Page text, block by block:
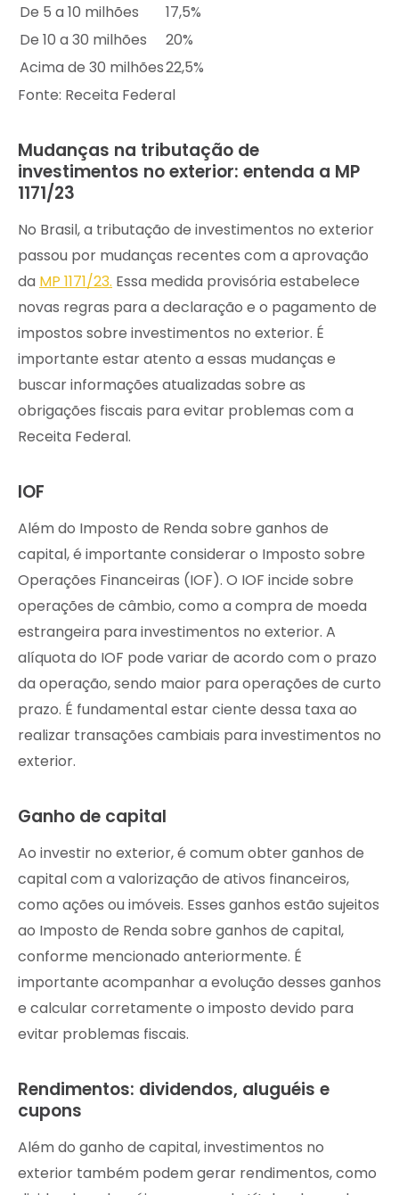
De 5 a 10 milhões
17,5%
De 10 a 30 milhões
20%
Acima de 30 milhões22,5%
Fonte: Receita Federal
Mudanças na tributação de
investimentos no exterior: entenda a MP
1171/23
No Brasil, a tributação de investimentos no exterior
passou por mudanças recentes com a aprovação
da MP 1171/23. Essa medida provisória estabelece
novas regras para a declaração e o pagamento de
impostos sobre investimentos no exterior. É
importante estar atento a essas mudanças e
buscar informações atualizadas sobre as
obrigações fiscais para evitar problemas com a
Receita Federal.
IOF
Além do Imposto de Renda sobre ganhos de
capital, é importante considerar o Imposto sobre
Operações Financeiras (IOF). O IOF incide sobre
operações de câmbio, como a compra de moeda
estrangeira para investimentos no exterior. A
alíquota do IOF pode variar de acordo com o prazo
da operação, sendo maior para operações de curto
prazo. É fundamental estar ciente dessa taxa ao
realizar transações cambiais para investimentos no
exterior.
Ganho de capital
Ao investir no exterior, é comum obter ganhos de
capital com a valorização de ativos financeiros,
como ações ou imóveis. Esses ganhos estão sujeitos
ao Imposto de Renda sobre ganhos de capital,
conforme mencionado anteriormente. É
importante acompanhar a evolução desses ganhos
e calcular corretamente o imposto devido para
evitar problemas fiscais.
Rendimentos: dividendos, aluguéis e
cupons
Além do ganho de capital, investimentos no
exterior também podem gerar rendimentos, como